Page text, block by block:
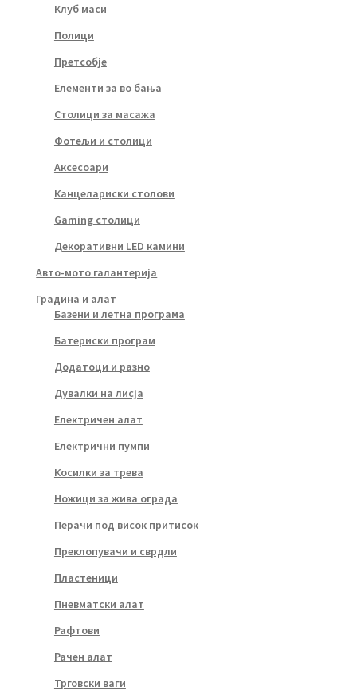
Клуб маси
Полици
Претсобје
Елементи за во бања
Столици за масажа
Фотељи и столици
Аксесоари
Канцелариски столови
Gaming столици
Декоративни LED камини
Авто-мото галантерија
Градина и алат
Базени и летна програма
Батериски програм
Додатоци и разно
Дувалки на лисја
Електричен алат
Електрични пумпи
Косилки за трева
Ножици за жива ограда
Перачи под висок притисок
Преклопувачи и сврдли
Пластеници
Пневматски алат
Рафтови
Рачен алат
Трговски ваги